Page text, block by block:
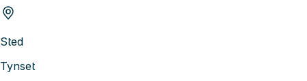
Sted
Tynset